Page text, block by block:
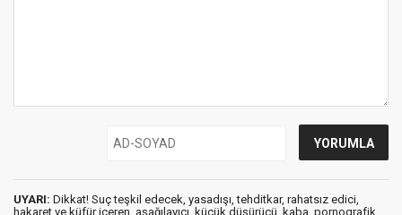
UYARI: Dikkat! Suç teşkil edecek, yasadışı, tehditkar, rahatsız edici,
hakaret ve küfür içeren, aşağılayıcı, küçük düşürücü, kaba, pornografik,